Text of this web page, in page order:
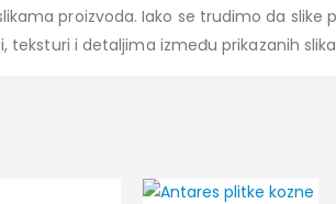
proizvoda. Iako se trudimo da slike
i detaljima između prikazanih